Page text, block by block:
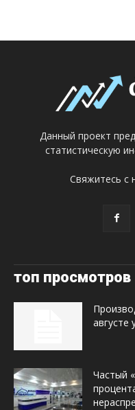
Данный проект
статистическую
Свяжитесь с
топ просмотров
августе
Частый